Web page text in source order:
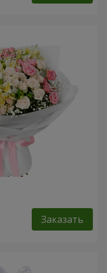
Заказать